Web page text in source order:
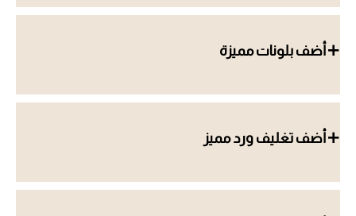
أضف بلونات مميزة
أضف تغليف ورد مميز